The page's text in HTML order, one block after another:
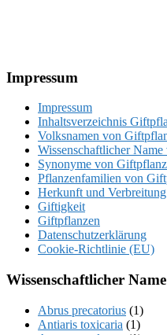
Footer
Impressum
Impressum
Inhaltsverzeichnis
Volksnamen von
Wissenschaftlicher
Synonyme von
Pflanzenfamilien von
Herkunft und
Giftigkeit
Giftpflanzen
Datenschutzerklärung
Cookie-Richtlinie (EU)
Wissenschaftlicher Name
Abrus precatorius (1)
Antiaris toxicaria (1)